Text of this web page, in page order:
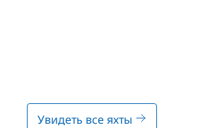
Увидеть все яхты